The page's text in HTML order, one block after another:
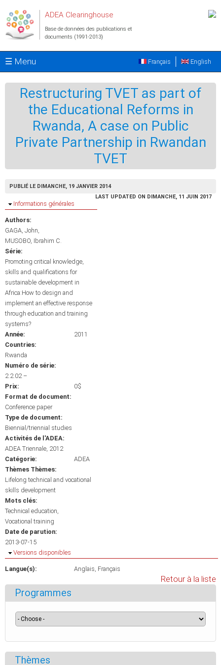
ADEA Clearinghouse
Base de données des publications et
documents (1991-2013)
☰ Menu English
Français
Restructuring TVET as part of
the Educational Reforms in
Rwanda, A case on Public
Private Partnership in Rwandan
TVET
PUBLIÉ LE DIMANCHE, 19 JANVIER 2014
LAST UPDATED ON DIMANCHE, 11 JUIN 2017
Masquer
Informations générales
Authors:
GAGA, John
MUSOBO, Ibrahim C.
Série:
Promoting critical knowledge,
skills and qualifications for
sustainable development in
Africa:How to design and
implement an effective response
through education and training
systems?
Année:
2011
Countries:
Rwanda
Numéro de série:
2.2.02 –
Prix:
0$
Format de document:
Conference paper
Type de document:
Biennial/triennial studies
Activités de l'ADEA:
ADEA Triennale, 2012
Catégorie:
ADEA
Thèmes Thèmes:
Lifelong technical and vocational
skills development
Mots clés:
Technical education
Vocational training
Date de parution:
2013-07-15
Masquer
Versions disponibles
Langue(s): Anglais Français
Retour à la liste
Programmes
Thèmes